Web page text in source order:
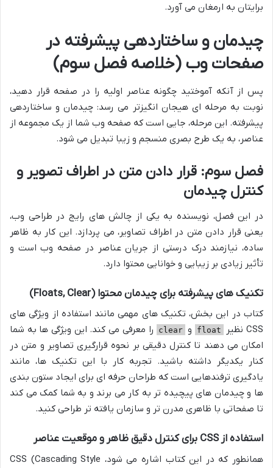
برایتان به ارمغان می آورد.
چیدمان و ساختاردهی پیشرفته در
صفحات وب (خلاصه فصل سوم)
پس از آنکه آموختید چگونه عناصر اولیه را در صفحه قرار دهید،
نوبت به مرحله ای هیجان انگیزتر می رسد: چیدمان و ساختاردهی
پیشرفته. این مرحله، جایی است که صفحه وب شما از یک مجموعه از
عناصر، به یک طرح بصری منسجم و زیبا تبدیل می شود.
فصل سوم: قرار دادن متن در اطراف تصویر و
کنترل چیدمان
در این فصل، نویسنده به یکی از چالش های رایج در طراحی وب،
یعنی قرار دادن متن در اطراف تصاویر، می پردازد. این کار به ظاهر
ساده، نیازمند درک درستی از جریان عناصر در صفحه وب است و
تأثیر زیادی بر زیبایی و خوانایی محتوا دارد.
تکنیک های پیشرفته برای چیدمان محتوا (Floats, Clear)
کتاب در این بخش، تکنیک های مهمی مانند استفاده از ویژگی های
CSS نظیر
float و clear
را معرفی می کند. این ویژگی ها به شما
امکان می دهند تا کنترل دقیقی بر نحوه قرارگیری تصاویر و متن در
کنار یکدیگر داشته باشید. تجربه کار با این تکنیک ها، مانند
یادگیری ترفندهایی است که طراحان حرفه ای برای ایجاد ستون بندی
ها و چیدمان های پیچیده تر به کار می برند و به شما کمک می کند
تا صفحاتی با ظاهری مدرن تر و سازمان یافته تر طراحی کنید.
استفاده از CSS برای کنترل دقیق ظاهر و موقعیت عناصر
همانطور که در این کتاب اشاره می شود، CSS (Cascading Style